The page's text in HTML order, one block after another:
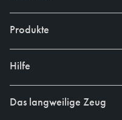
Produkte
Hilfe
Das langweilige Zeug